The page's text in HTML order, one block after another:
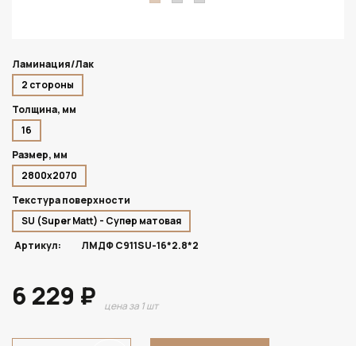
Ламинация/Лак
2 стороны
Толщина, мм
16
Размер, мм
2800х2070
Текстура поверхности
SU (Super Matt) - Супер матовая
Артикул:
ЛМДФ C911SU-16*2.8*2
6 229 ₽ цена за 1 шт